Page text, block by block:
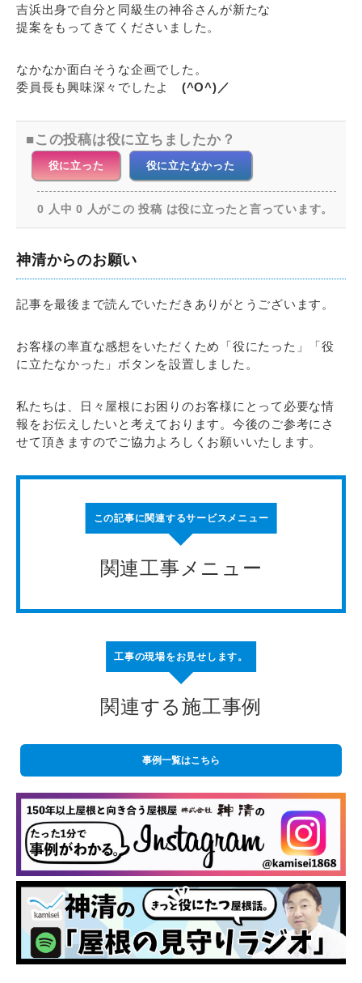
吉浜出身で自分と同級生の神谷さんが新たな
提案をもってきてくださいました。
なかなか面白そうな企画でした。
委員長も興味深々でしたよ (^O^)／
この投稿は役に立ちましたか？
役に立った 役に立たなかった
0 人中 0 人がこの 投稿 は役に立ったと言っています。
神清からのお願い
記事を最後まで読んでいただきありがとうございます。
お客様の率直な感想をいただくため「役にたった」「役
に立たなかった」ボタンを設置しました。
私たちは、日々屋根にお困りのお客様にとって必要な情
報をお伝えしたいと考えております。今後のご参考にさ
せて頂きますのでご協力よろしくお願いいたします。
この記事に関連するサービスメニュー
関連工事メニュー
工事の現場をお見せします。
関連する施工事例
事例一覧はこちら